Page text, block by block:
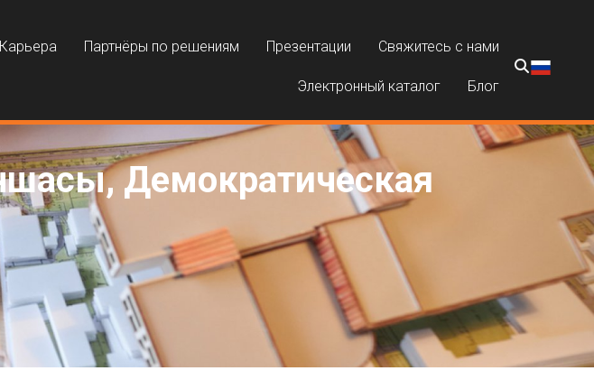
Карьера Партнёры по решениям Презентации Свяжитесь с нами
Электронный каталог Блог
Демократическая